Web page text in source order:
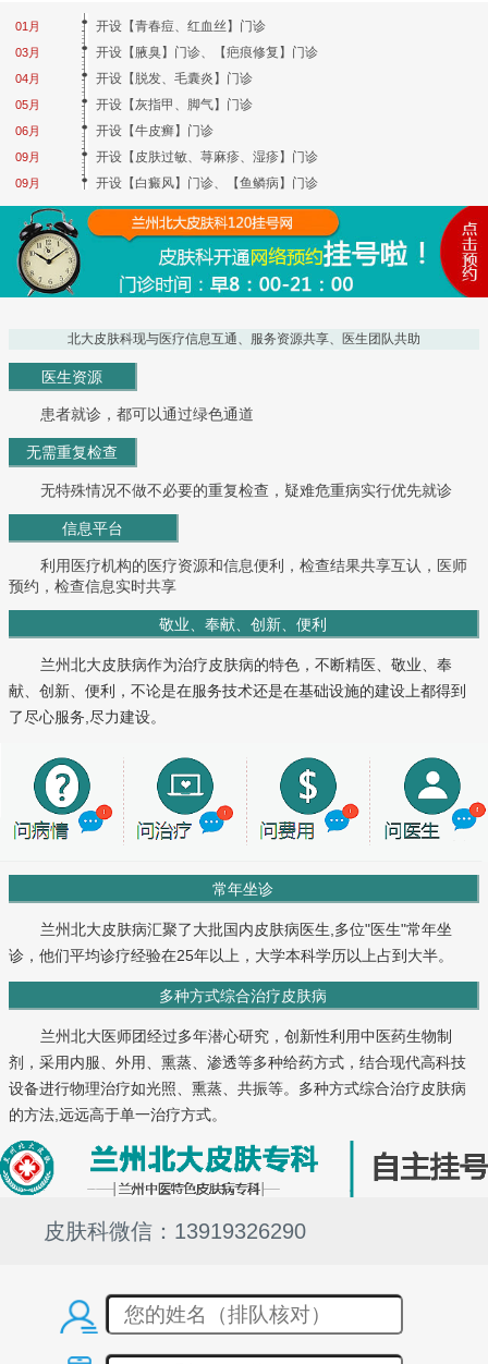
01月
03月
04月
05月
06月
09月
09月
开设【青春痘、红血丝】门诊
开设【腋臭】门诊、【疤痕修复】门诊
开设【脱发、毛囊炎】门诊
开设【灰指甲、脚气】门诊
开设【牛皮癣】门诊
开设【皮肤过敏、荨麻疹、湿疹】门诊
开设【白癜风】门诊、【鱼鳞病】门诊
北大皮肤科现与医疗信息互通、服务资源共享、医生团队共助
医生资源
患者就诊，都可以通过绿色通道
无需重复检查
无特殊情况不做不必要的重复检查，疑难危重病实行优先就诊
信息平台
利用医疗机构的医疗资源和信息便利，检查结果共享互认，医师
预约，检查信息实时共享
敬业、奉献、创新、便利
兰州北大皮肤病作为治疗皮肤病的特色，不断精医、敬业、奉
献、创新、便利，不论是在服务技术还是在基础设施的建设上都得到
了尽心服务,尽力建设。
常年坐诊
兰州北大皮肤病汇聚了大批国内皮肤病医生,多位"医生"常年坐
诊，他们平均诊疗经验在25年以上，大学本科学历以上占到大半。
多种方式综合治疗皮肤病
兰州北大医师团经过多年潜心研究，创新性利用中医药生物制
剂，采用内服、外用、熏蒸、渗透等多种给药方式，结合现代高科技
设备进行物理治疗如光照、熏蒸、共振等。多种方式综合治疗皮肤病
的方法,远远高于单一治疗方式。
皮肤科微信：13919326290